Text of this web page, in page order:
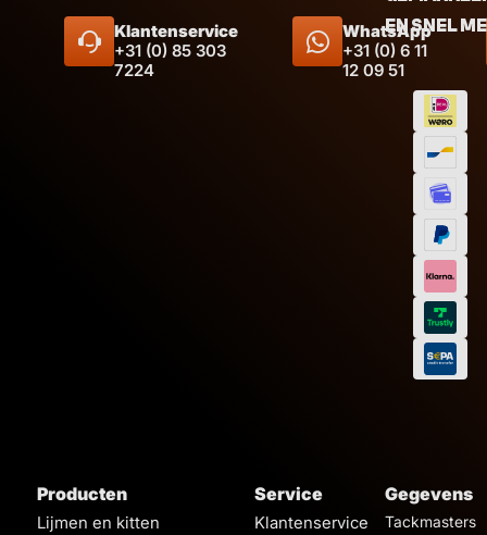
Klantenservice
+31 (0) 85 303
7224
WhatsApp
+31 (0) 6 11
12 09 51
EN SNEL
Producten
Lijmen en kitten
Service
Klantenservice
Gegevens
Tackmasters